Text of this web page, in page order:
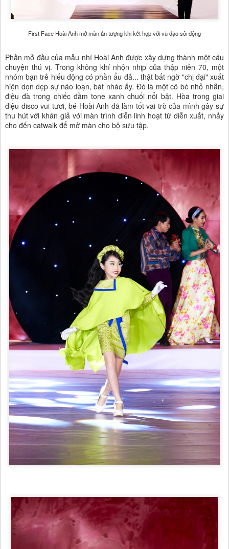
First Face Hoài Anh mở màn ấn tượng khi kết hợp với vũ đạo sôi động
Phần mở đầu của mẫu nhí Hoài Anh được xây dựng thành một câu
chuyện thú vị. Trong không khí nhộn nhịp của thập niên 70, một
nhóm bạn trẻ hiếu động có phần ẩu đả... thật bất ngờ "chị đại" xuất
hiện dọn dẹp sự náo loạn, bát nháo ấy. Đó là một cô bé nhỏ nhắn,
điệu đà trong chiếc đầm tone xanh chuối nổi bật. Hòa trong giai
điệu disco vui tươi, bé Hoài Anh đã làm tốt vai trò của mình gây sự
thu hút với khán giả với màn trình diễn linh hoạt từ diễn xuất, nhảy
cho đến catwalk để mở màn cho bộ sưu tập.